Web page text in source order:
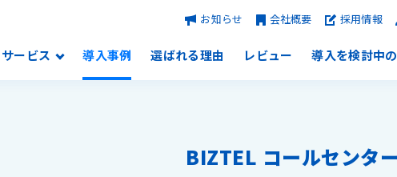
サービス 導入事例 選ばれる理由 レビュー 導入を検討中
お知らせ 会社概要 採用情報
BIZTEL コールセンタ